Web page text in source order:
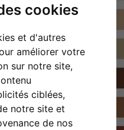
cookies
et d'autres
améliorer votre
sur notre site,
ciblées,
notre site et
de nos